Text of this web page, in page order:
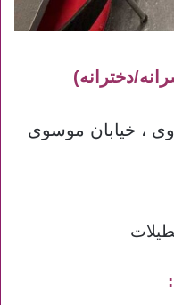
دخترانه)
، خیابان موسوی